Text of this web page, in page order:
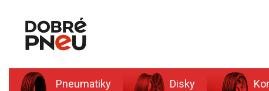
Pneumatiky Disky